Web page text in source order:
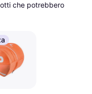
che potrebbero